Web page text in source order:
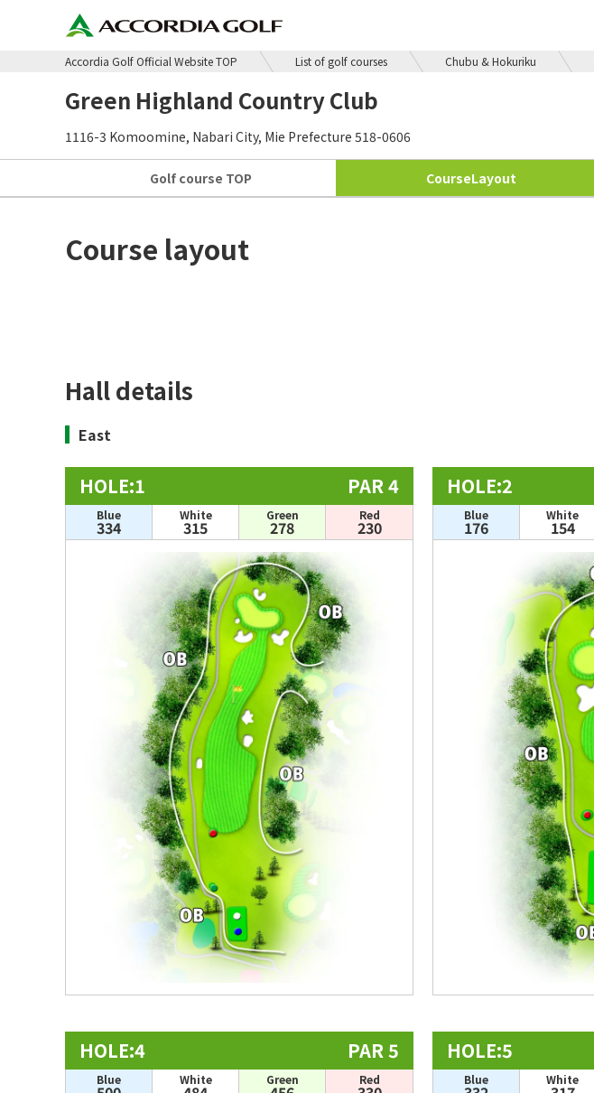
Accordia Golf Official Website TOP List of golf courses Chubu & Hokuriku
Green Highland Country Club
1116-3 Komoomine, Nabari City, Mie Prefecture 518-0606
Golf course TOP CourseLayout
Course layout
Hall details
East
HOLE:1 PAR 4
Blue
334
White
315
Green
278
Red
230
HOLE:2
Blue
176
White
154
HOLE:4 PAR 5
Blue White Green Red
HOLE:5
Blue White